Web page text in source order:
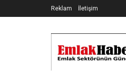
Reklam İletişim